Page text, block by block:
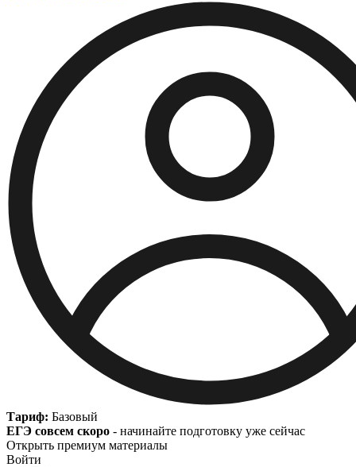
Тариф: Базовый
ЕГЭ совсем скоро - начинайте подготовку уже сейчас
Открыть премиум материалы
Войти